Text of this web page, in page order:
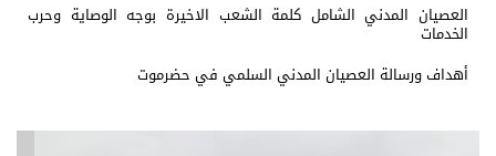
العصيان المدني الشامل كلمة الشعب الاخيرة بوجه الوصاية وحرب
الخدمات
أهداف ورسالة العصيان المدني السلمي في حضرموت